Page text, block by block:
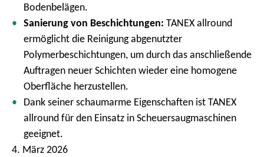
Bodenbelägen.
Sanierung von Beschichtungen: TANEX allround
ermöglicht die Reinigung abgenutzter
Polymerbeschichtungen, um durch das anschließende
Auftragen neuer Schichten wieder eine homogene
Oberfläche herzustellen.
Dank seiner schaumarme Eigenschaften ist TANEX
allround für den Einsatz in Scheuersaugmaschinen
geeignet.
4. März 2026